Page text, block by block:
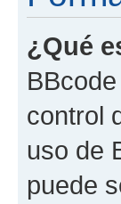
¿Qué
control
uso de
puede